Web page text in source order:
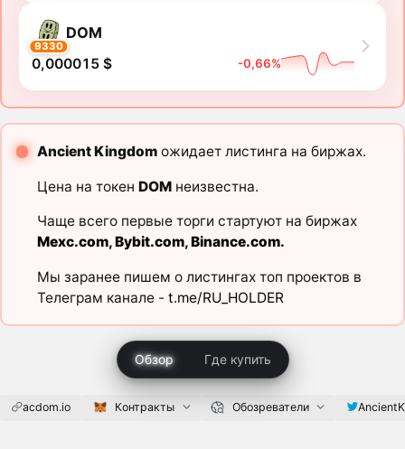
9330
DOM
0,000015 $ -0,66%
Ancient Kingdomожидает листинга на биржах.
Цена на токен DOMнеизвестна.
Чаще всего первые торги стартуют на биржах
Mexc.com,Bybit.com,Binance.com.
Мы заранее пишем о листингах топ проектов в
Телеграм канале - t.me/RU_HOLDER
Обзор Где купить
acdom.io Контракты Обозреватели